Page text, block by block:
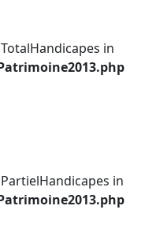
in
in